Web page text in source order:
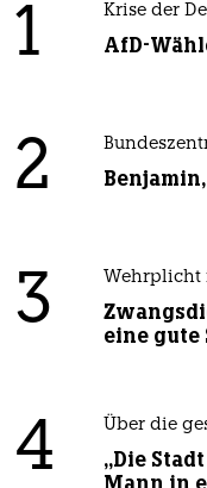
1 Krise der
AfD-
2
3 Wehrplicht
eine gute
4 Über die
„Die